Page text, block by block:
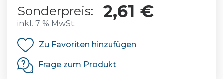
Sonderpreis: 2,61 €
inkl. 7 % MwSt.
Zu Favoriten hinzufügen
Frage zum Produkt